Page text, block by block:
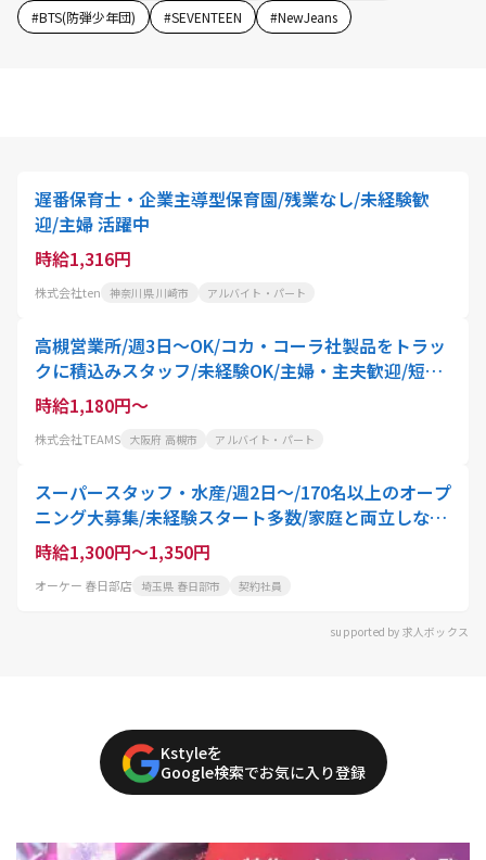
#BTS(防弾少年団) #SEVENTEEN #NewJeans
遅番保育士・企業主導型保育園/残業なし/未経験歓
迎/主婦 活躍中
時給1,316円
株式会社ten 神奈川県 川崎市 アルバイト・パート
高槻営業所/週3日～OK/コカ・コーラ社製品をトラッ
クに積込みスタッフ/未経験OK/主婦・主夫歓迎/短時
間
時給1,180円～
株式会社TEAMS 大阪府 高槻市 アルバイト・パート
スーパースタッフ・水産/週2日～/170名以上のオープ
ニング大募集/未経験スタート多数/家庭と両立しなが
ら働ける/主婦・主夫歓迎
時給1,300円～1,350円
オーケー 春日部店 埼玉県 春日部市 契約社員
supported by 求人ボックス
Kstyleを
Google検索でお気に入り登録